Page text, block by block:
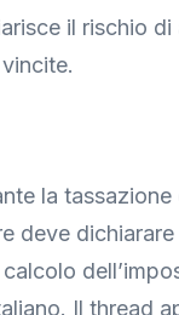
il rischio di
la
deve
Il thread